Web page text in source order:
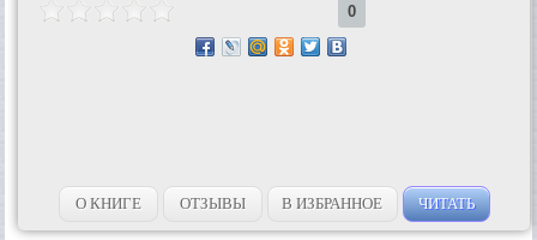
0
О КНИГЕ ОТЗЫВЫ В ИЗБРАННОЕ ЧИТАТЬ